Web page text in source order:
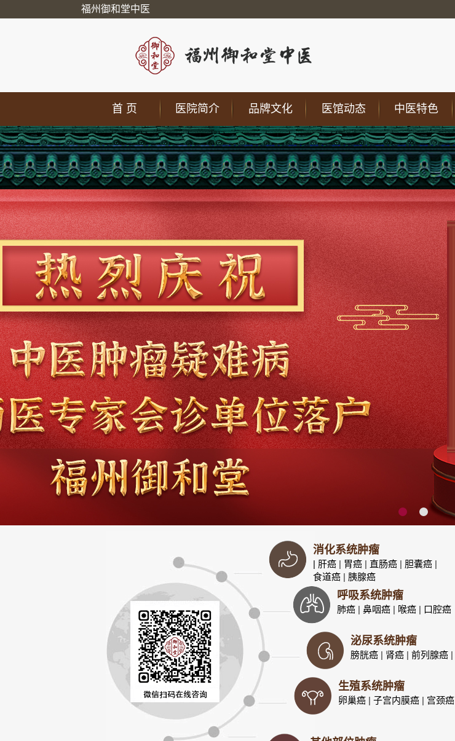
福州御和堂中医
中医特色
医馆动态
品牌文化
医院简介
首 页
消化系统肿瘤
| 肝癌 | 胃癌 | 直肠癌 | 胆囊癌 |
食道癌 | 胰腺癌
呼吸系统肿瘤
肺癌 | 鼻咽癌 | 喉癌 | 口腔癌
泌尿系统肿瘤
膀胱癌 | 肾癌 | 前列腺癌 |
生殖系统肿瘤
卵巢癌 | 子宫内膜癌 | 宫颈癌